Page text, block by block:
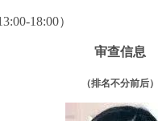
18:00）
审查信息
（排名不分前后）